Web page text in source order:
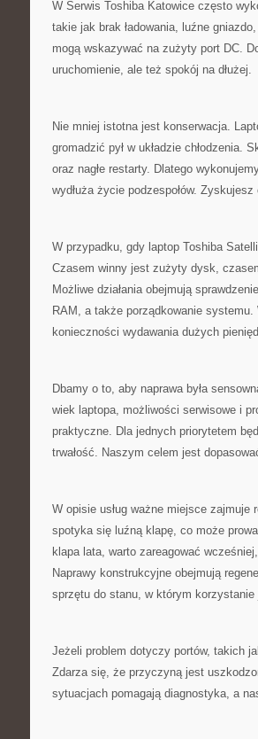
W Serwis Toshiba Katowice często
takie jak brak ładowania, luźne
mogą wskazywać na zużyty port DC.
uruchomienie, ale też spokój na dłużej.
Nie mniej istotna jest konserwacja.
gromadzić pył w układzie chłodzenia.
oraz nagłe restarty. Dlatego
wydłuża życie podzespołów.
W przypadku, gdy laptop Toshiba
Czasem winny jest zużyty dysk,
Możliwe działania obejmują
RAM, a także porządkowanie
konieczności wydawania dużych
Dbamy o to, aby naprawa była
wiek laptopa, możliwości serwisowe i
praktyczne. Dla jednych priorytetem
trwałość. Naszym celem jest
W opisie usług ważne miejsce
spotyka się luźną klapę, co może
klapa lata, warto zareagować
Naprawy konstrukcyjne obejmują
sprzętu do stanu, w którym korzystanie
Jeżeli problem dotyczy portów, takich
Zdarza się, że przyczyną jest
sytuacjach pomagają diagnostyka, a